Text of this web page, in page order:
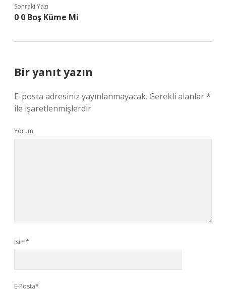
Sonraki Yazı
0 0 Boş Küme Mi
Bir yanıt yazın
E-posta adresiniz yayınlanmayacak. Gerekli alanlar*
ile işaretlenmişlerdir
Yorum
İsim*
E-Posta*